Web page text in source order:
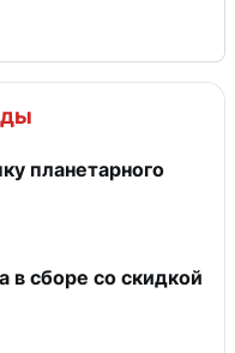
планетарного
в сборе со скидкой